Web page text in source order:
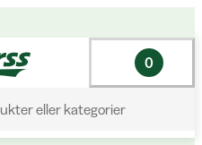
eller kategorier
0